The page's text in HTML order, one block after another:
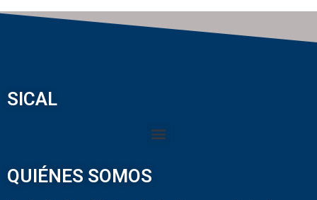
SICAL
QUIÉNES SOMOS